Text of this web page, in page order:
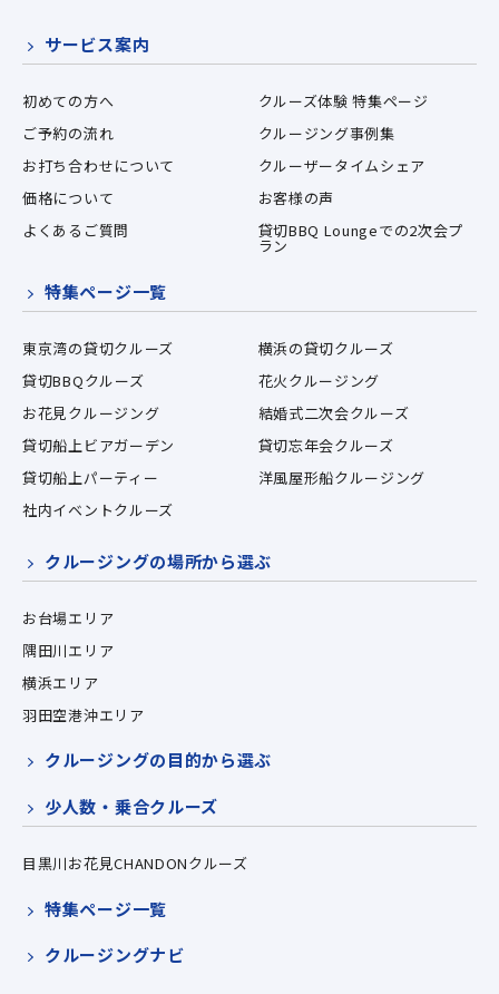
サービス案内
初めての方へ
クルーズ体験 特集ページ
ご予約の流れ
クルージング事例集
お打ち合わせについて
クルーザータイムシェア
価格について
お客様の声
よくあるご質問
貸切BBQ Loungeでの2次会プ
ラン
特集ページ一覧
東京湾の貸切クルーズ
横浜の貸切クルーズ
貸切BBQクルーズ
花火クルージング
お花見クルージング
結婚式二次会クルーズ
貸切船上ビアガーデン
貸切忘年会クルーズ
貸切船上パーティー
洋風屋形船クルージング
社内イベントクルーズ
クルージングの場所から選ぶ
お台場エリア
隅田川エリア
横浜エリア
羽田空港沖エリア
クルージングの目的から選ぶ
少人数・乗合クルーズ
目黒川お花見CHANDONクルーズ
特集ページ一覧
クルージングナビ